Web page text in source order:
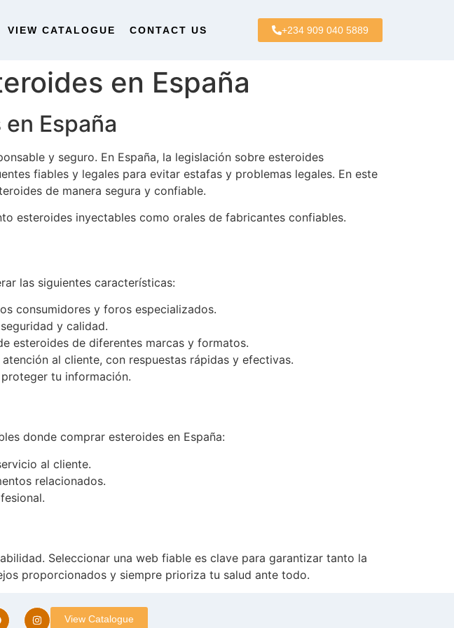
VIEW CATALOGUE CONTACT US +234 909 040 5889
en España
España
y seguro. En España, la legislación sobre esteroides
fiables y legales para evitar estafas y problemas legales. En este
de manera segura y confiable.
esteroides inyectables como orales de fabricantes confiables.
las siguientes características:
consumidores y foros especializados.
y calidad.
esteroides de diferentes marcas y formatos.
al cliente, con respuestas rápidas y efectivas.
tu información.
donde comprar esteroides en España:
al cliente.
relacionados.
Seleccionar una web fiable es clave para garantizar tanto la
proporcionados y siempre prioriza tu salud ante todo.
View Catalogue